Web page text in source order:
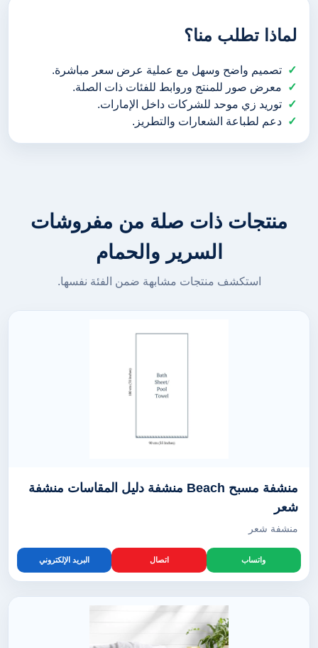
لماذا تطلب منا؟
تصميم واضح وسهل مع عملية عرض سعر مباشرة.
معرض صور للمنتج وروابط للفئات ذات الصلة.
توريد زي موحد للشركات داخل الإمارات.
دعم لطباعة الشعارات والتطريز.
منتجات ذات صلة من مفروشات
السرير والحمام
استكشف منتجات مشابهة ضمن الفئة نفسها.
منشفة مسبح Beach منشفة دليل المقاسات منشفة
شعر
منشفة شعر
واتساب اتصال البريد الإلكتروني